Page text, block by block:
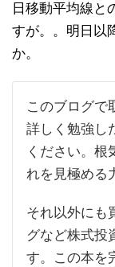
日移動平均線と
すが。。明日以
か。
このブログで
詳しく勉強し
ください。根
れを見極める
それ以外にも
グなど株式投
す。この本を